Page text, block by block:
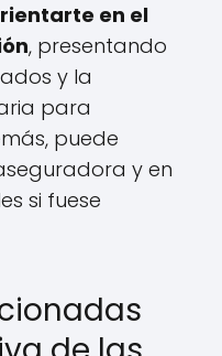
en el
, presentando
y la
para
puede
y en
si fuese